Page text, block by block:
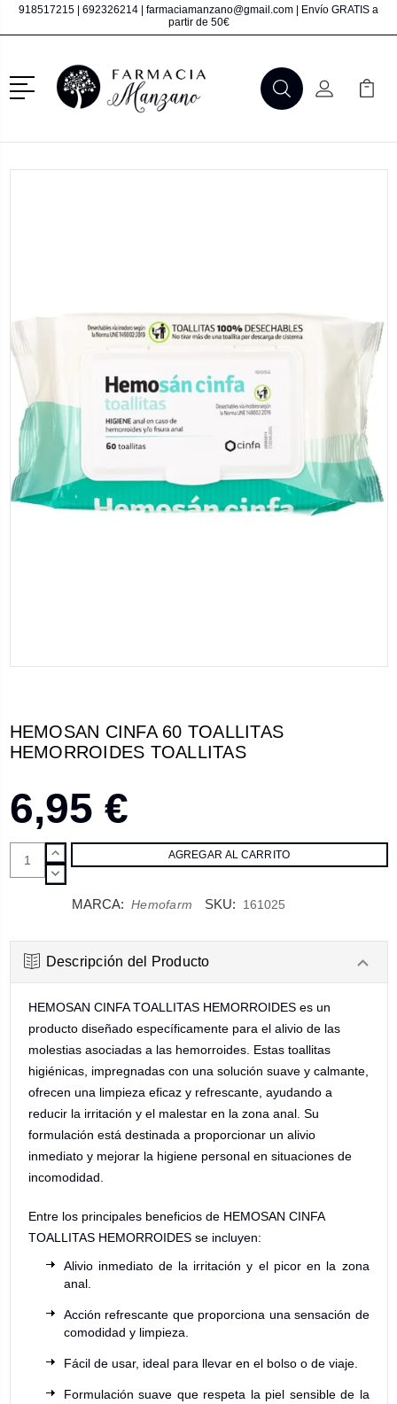
918517215 692326214 farmaciamanzano@gmail.com | Envío GRATIS a
partir de 50€
Menú
BuscarMi Cuenta
Mi
HEMOSAN CINFA 60 TOALLITAS
HEMORROIDES TOALLITAS
6,95 €
AUMENTAR
CANTIDAD:
DISMINUIR
MARCA: Hemofarm SKU: 161025
Descripción del Producto
HEMOSAN CINFA TOALLITAS HEMORROIDES es un
producto diseñado específicamente para el alivio de las
molestias asociadas a las hemorroides. Estas toallitas
higiénicas, impregnadas con una solución suave y calmante,
ofrecen una limpieza eficaz y refrescante, ayudando a
reducir la irritación y el malestar en la zona anal. Su
formulación está destinada a proporcionar un alivio
inmediato y mejorar la higiene personal en situaciones de
incomodidad.
Entre los principales beneficios de HEMOSAN CINFA
TOALLITAS HEMORROIDES se incluyen:
Alivio inmediato de la irritación y el picor en la zona
anal.
Acción refrescante que proporciona una sensación de
comodidad y limpieza.
Fácil de usar, ideal para llevar en el bolso o de viaje.
Formulación suave que respeta la piel sensible de la